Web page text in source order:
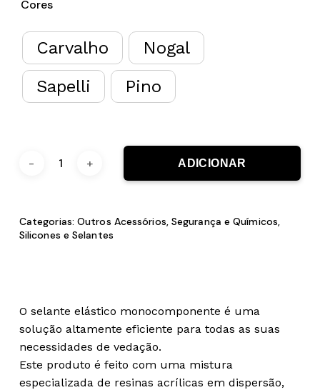
Cores
Carvalho
Nogal
Sapelli
Pino
ADICIONAR
Categorias:Outros Acessórios, Segurança e Químicos,
Silicones e Selantes
O selante elástico monocomponente é uma
solução altamente eficiente para todas as suas
necessidades de vedação.
Este produto é feito com uma mistura
especializada de resinas acrílicas em dispersão,